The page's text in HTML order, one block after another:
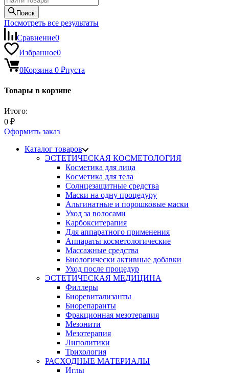
Поиск
Посмотреть все результаты
Сравнение0
Избранное0
0Корзина 0 ₽пуста
Товары в корзине
Итого:
0 ₽
Оформить заказ
Каталог товаров
ЭСТЕТИЧЕСКАЯ КОСМЕТОЛОГИЯ
Косметика для лица
Косметика для тела
Солнцезащитные средства
Маски на одну процедуру
Альгинатные и порошковые маски
Уход за волосами
Карбокситерапия
Для аппаратного применения
Аппараты косметологические
Массажные средства
Биологически активные добавки
Уход после процедур
ЭСТЕТИЧЕСКАЯ МЕДИЦИНА
Филлеры
Биоревитализанты
Биорепаранты
Фракционная мезотерапия
Мезонити
Мезотерапия
Липолитики
Трихология
РАСХОДНЫЕ МАТЕРИАЛЫ
Иглы